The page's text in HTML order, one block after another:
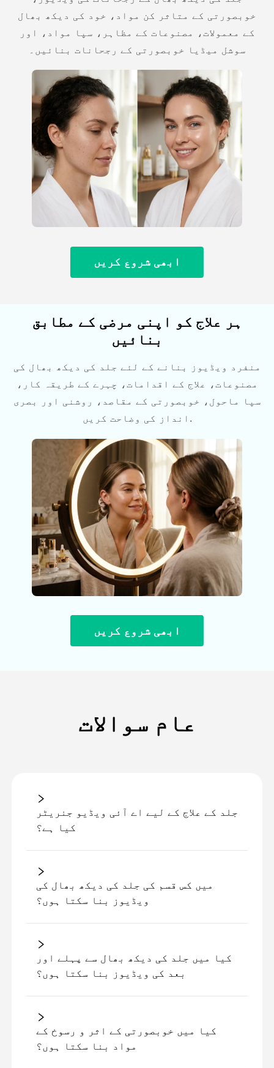
خوبصورتی کے متاثر کن مواد، خود کی دیکھ بھال
کے معمولات، مصنوعات کے مظاہر، سپا مواد، اور
سوشل میڈیا خوبصورتی کے رجحانات بنائیں۔
ابھی شروع کریں
ہر علاج کو اپنی مرضی کے مطابق
بنائیں
منفرد ویڈیوز بنانے کے لئے جلد کی دیکھ بھال کی
مصنوعات، علاج کے اقدامات، چہرے کے طریقہ کار،
سپا ماحول، خوبصورتی کے مقاصد، روشنی اور بصری
انداز کی وضاحت کریں.
ابھی شروع کریں
عام سوالات
جلد کے علاج کے لیے اے آئی ویڈیو جنریٹر
کیا ہے؟
میں کس قسم کی جلد کی دیکھ بھال کی
ویڈیوز بنا سکتا ہوں؟
کیا میں جلد کی دیکھ بھال سے پہلے اور
بعد کی ویڈیوز بنا سکتا ہوں؟
کیا میں خوبصورتی کے اثر و رسوخ کے
مواد بنا سکتا ہوں؟